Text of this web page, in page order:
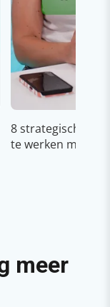
8 strategische
te werken met
meer